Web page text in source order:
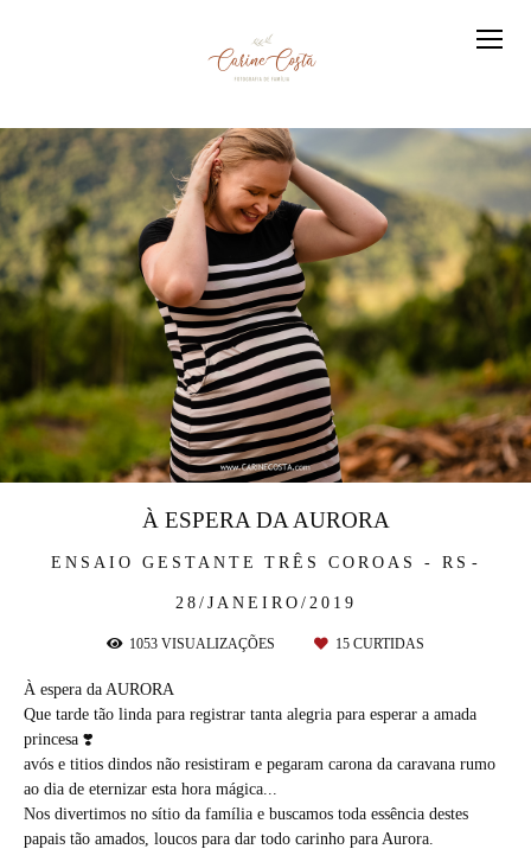
ENSAIO GESTANTE TRÊS COROAS - RS
28/JANEIRO/2019
À ESPERA DA AURORA
1053 VISUALIZAÇÕES 15 CURTIDAS
À espera da AURORA
Que tarde tão linda para registrar tanta alegria para esperar a amada
princesa ❣️
avós e titios dindos não resistiram e pegaram carona da caravana rumo
ao dia de eternizar esta hora mágica...
Nos divertimos no sítio da família e buscamos toda essência destes
papais tão amados, loucos para dar todo carinho para Aurora.